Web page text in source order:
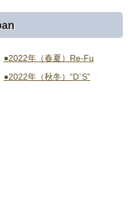
●2022年（春夏）Re-Fu
●2022年（秋冬）“D`S”